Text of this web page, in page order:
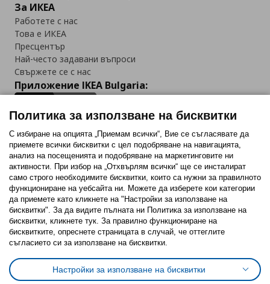
За ИКЕА
Работете с нас
Това е ИКЕА
Пресцентър
Най-често задавани въпроси
Свържете се с нас
Приложение IKEA Bulgaria:
Последвайте ни:
FacebookTwitterYoutubePinterestInstagram
Политика за използване на бисквитки (Cookies)
Избор на настройки за използване на бисквитки
Условия за ползване на ikea.bgОбща политика за личните данни
Политика за използване на бисквитки
С избиране на опцията „Приемам всички“, Вие се съгласявате да
приемете всички бисквитки с цел подобряване на навигацията,
анализ на посещенията и подобряване на маркетинговите ни
активности. При избор на „Отхвърлям всички“ ще се инсталират
само строго необходимитe бисквитки, които са нужни за правилното
функциониране на уебсайта ни. Можете да изберете кои категории
да приемете като кликнете на "Настройки за използване на
бисквитки". За да видите пълната ни Политика за използване на
бисквитки, кликнете тук. За правилно функциониране на
бисквитките, опреснете страницата в случай, че оттеглите
съгласието си за използване на бисквитки.
Настройки за използване на бисквитки